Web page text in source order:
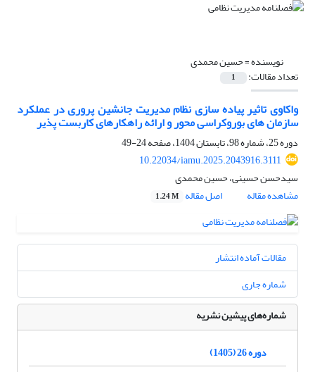
نویسنده =حسین محمدی
تعداد مقالات: 1
واکاوی تاثیر پیاده سازی نظام مدیریت جانشین پروری در عملکرد
سازمان های بوروکراسی محور و ارائه راهکارهای کاربست پذیر
دوره 25، شماره 98، تابستان 1404، صفحه
24-49
10.22034/iamu.2025.2043916.3111
سیدحسن حسینی، حسین محمدی
مشاهده مقاله
اصل مقاله 1.24 M
مقالات آماده انتشار
شماره جاری
شماره‌های پیشین نشریه
دوره 26 (1405)